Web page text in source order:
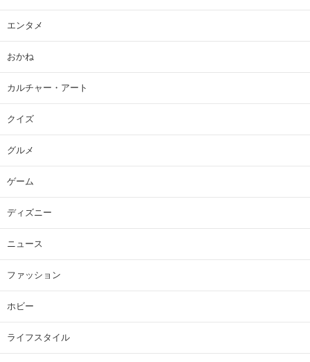
エンタメ
おかね
カルチャー・アート
クイズ
グルメ
ゲーム
ディズニー
ニュース
ファッション
ホビー
ライフスタイル